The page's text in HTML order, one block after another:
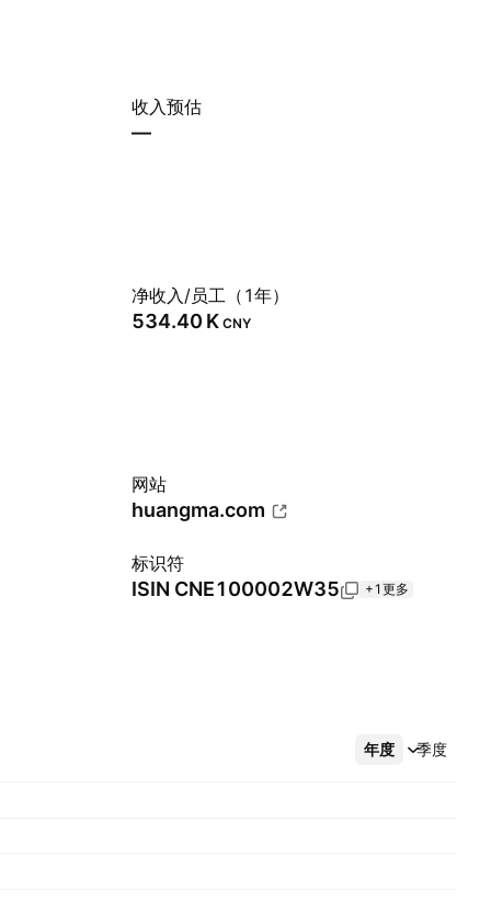
收入预估
—
净收入/员工（1年）
‪534.40 K‬ CNY
网站
huangma.com
标识符
ISIN CNE100002W35 +1更多
年度 季度
更多